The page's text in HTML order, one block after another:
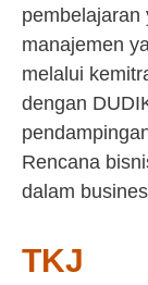
pembelajaran
manajemen
melalui
dengan
Rencana
dalam
TKJ